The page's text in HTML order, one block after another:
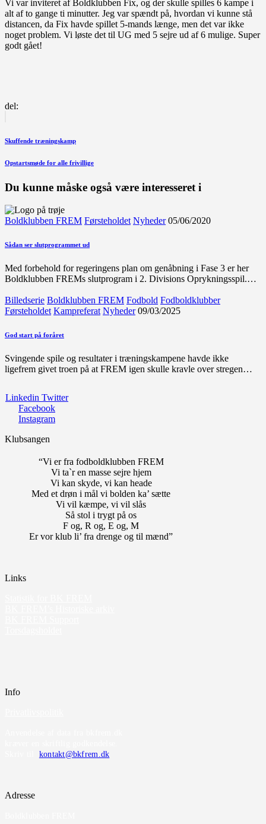
Vi var inviteret af Boldklubben Fix, og der skulle spilles 6 kampe i
alt af to gange ti minutter. Jeg var spændt på, hvordan vi kunne stå
distancen, da Fix havde spillet 5-mands længe, men det var ikke
noget problem. Vi løste det til UG med 5 sejre ud af 6 mulige. Super
godt gået!
del:
Skuffende træningskamp
Næste
Opstartsmøde for alle frivillige
Du kunne måske også være interesseret i
Boldklubben FREM Førsteholdet Nyheder 05/06/2020
Sådan ser slutprogrammet ud
Med forbehold for regeringens plan om genåbning i Fase 3 er her
Boldklubben FREMs slutprogram i 2. Divisions Oprykningsspil.…
Billedserie Boldklubben FREM Fodbold Fodboldklubber
Førsteholdet Kampreferat Nyheder 09/03/2025
God start på foråret
Svingende spile og resultater i træningskampene havde ikke
ligefrem givet troen på at FREM igen skulle kravle over stregen…
Linkedin Twitter
Facebook
Instagram
Klubsangen
“Vi er fra fodboldklubben FREM
Vi ta`r en masse sejre hjem
Vi kan skyde, vi kan heade
Med et drøn i mål vi bolden ka’ sætte
Vi vil kæmpe, vi vil slås
Så stol i trygt på os
F og, R og, E og, M
Er vor klub li’ fra drenge og til mænd”
Links
Info
kontakt@bkfrem.dk
Adresse